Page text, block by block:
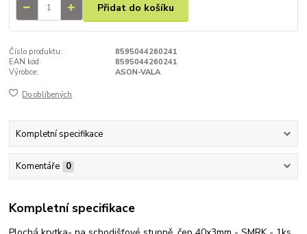
Přidat do košíku
Číslo produktu:
8595044260241
EAN kód:
8595044260241
Výrobce:
ASON-VALA
Do oblíbených
Kompletní specifikace
Komentáře 0
Kompletní specifikace